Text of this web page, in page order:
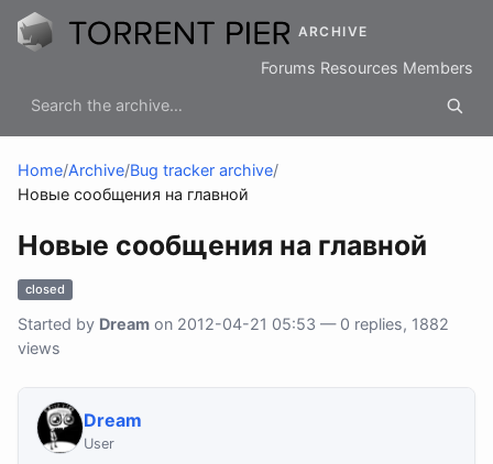
ARCHIVE
Forums Resources Members
Home/Archive/Bug tracker archive/
Новые сообщения на главной
Новые сообщения на главной
closed
Started by Dream on 2012-04-21 05:53 — 0 replies, 1882
views
Dream
User